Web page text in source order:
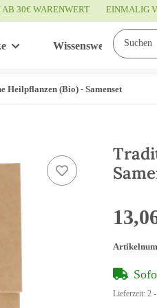
30€ WARENWERT EINMALIG
Wissenswertes
Heilpflanzen (Bio) - Samenset
Lieferzeit: 2